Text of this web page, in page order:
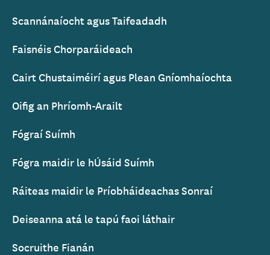
Scannánaíocht agus Taifeadadh
Faisnéis Chorparáideach
Cairt Chustaiméirí agus Plean Gníomhaíochta
Oifig an Phríomh-Arailt
Fógraí Suímh
Fógra maidir le hÚsáid Suímh
Ráiteas maidir le Príobháideachas Sonraí
Deiseanna atá le tapú faoi láthair
Socruithe Fianán